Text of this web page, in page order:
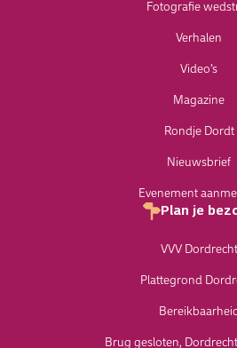
Fotografie
Verhalen
Video’s
Magazine
Rondje Dordt
Nieuwsbrief
Evenement
Plan je
VVV Dordrecht
Plattegrond
Brug gesloten,